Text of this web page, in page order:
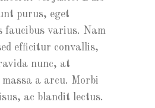
purus, eget
faucibus varius. Nam
efficitur convallis,
nunc, at
massa a arcu. Morbi
ac blandit lectus.